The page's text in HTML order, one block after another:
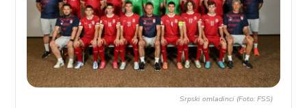
Srpski omladinci (Foto: FSS)